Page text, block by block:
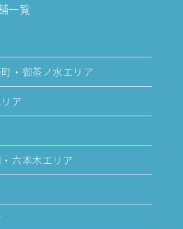
一覧
・御茶ノ水エリア
ア
六本木エリア